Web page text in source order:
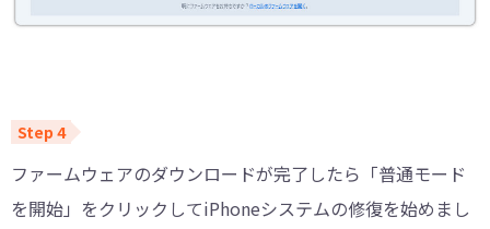
ファームウェアのダウンロードが完了したら「普通モード
を開始」をクリックしてiPhoneシステムの修復を始めまし